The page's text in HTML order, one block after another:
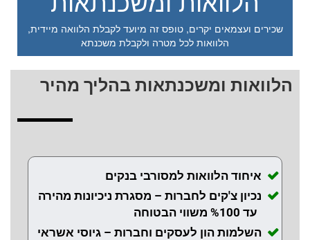
שכירים ועצמאים יקרים, טופס זה מיועד לקבלת הלוואה מיידית,
הלוואות לכל מטרה ולקבלת משכנתא
הלוואות ומשכנתאות בהליך מהיר
איחוד הלוואות למסורבי בנקים
נכיון צ'קים לחברות – מסגרת ניכיונות מהירה
עד %100 משווי הבטוחה
השלמות הון לעסקים וחברות – גיוסי אשראי